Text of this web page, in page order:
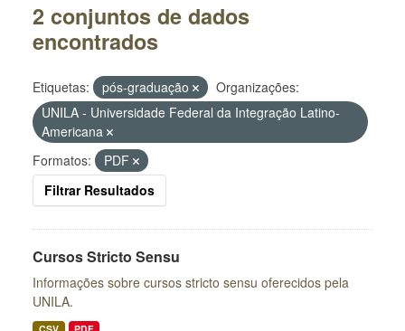
2 conjuntos de dados
encontrados
Etiquetas: pós-graduação
Organizações:
UNILA - Universidade Federal da Integração Latino-
Americana
Formatos:
PDF
Filtrar Resultados
Cursos Stricto Sensu
Informações sobre cursos stricto sensu oferecidos pela
UNILA.